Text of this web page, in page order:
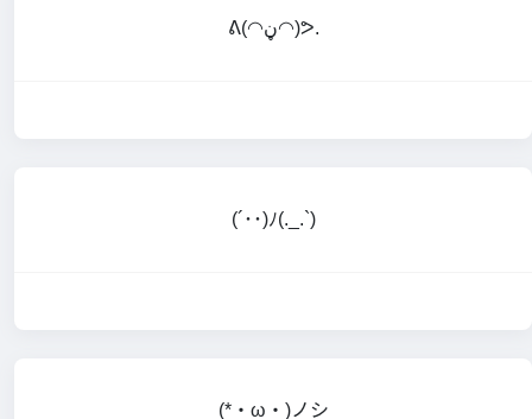
ᕕ(◠ڼ◠)ᕗ.
(´･･)ﾉ(._.`)
(*・ω・)ノシ